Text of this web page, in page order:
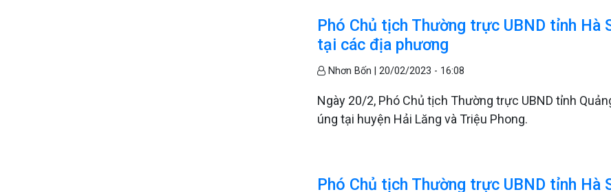
Phó Chủ tịch Thường trực UBND tỉnh
tại các địa phương
Nhơn Bốn |20/02/2023 - 16:08
Ngày 20/2, Phó Chủ tịch Thường trực UBND tỉnh
úng tại huyện Hải Lăng và Triệu Phong.
Phó Chủ tịch Thường trực UBND tỉnh Hà